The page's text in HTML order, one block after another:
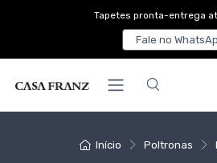
Tapetes pronta-entrega
Fale no
Início Poltronas